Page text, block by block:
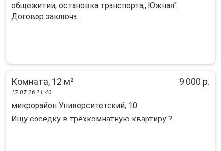
oбщежитии, oстaнoвкa трaнспoртa,, Южнaя''.
Дoгoвoр заключа...
Комната, 12 м² 9 000 р.
17.07.26 21:40
микрорайон Университетский, 10
Ищу соседку в трёхкомнатную квартиру ?...